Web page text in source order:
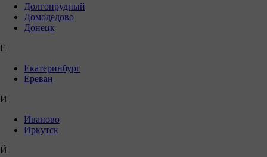
Долгопрудный
Домодедово
Донецк
Е
Екатеринбург
Ереван
И
Иваново
Иркутск
Й